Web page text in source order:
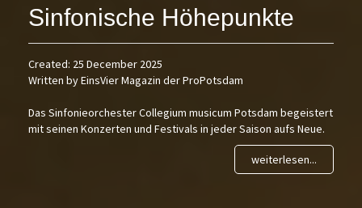
Sinfonische Höhepunkte
Created: 25 December 2025
Written by EinsVier Magazin der ProPotsdam
Das Sinfonieorchester Collegium musicum Potsdam begeistert
mit seinen Konzerten und Festivals in jeder Saison aufs Neue.
weiterlesen...